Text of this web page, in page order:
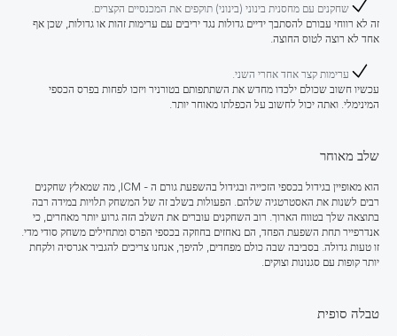
שחקנים עם מחסנית בינוני (בינוני) תוקפים את המכנסיים הקצרים.
זה לא רווחי עבורם להסתבך ידיים גדולות נגד יריבים עם ערימות זהות או גדולות, שכן אף
אחד לא רוצה לטוס החוצה.
ערימות קצר אחד אחרי השני.
עכשיו חשוב שכולם ילכדו מחדש את השתתפותם בטורניר ויזכו לפחות בפרס הכספי
המינימלי. ואתה יכול לחשוב על הכפלתו מאוחר יותר.
שלב מאוחר
הוא מאופיין בגידול בכספי הזכייה ובגידול בהשפעת גורם ה
- ICM, מה שמאלץ שחקנים
רבים לשנות את האסטרטגיה שלהם. הפעולות בשלב זה של המשחק תלויות במידה רבה
בתוצאה שלך בטווח הארוך. רוב השחקנים עוברים את השלב הזה גרוע יותר מאחרים, כי
אנדרפייר תחת השפעת הפחד, הם נאחזים בחוזקה בכספי הפרס ומתחילים משחק סודי מדי.
זו טעות גדולה. בסביבה שבה כולם מפחדים, להיפך, אנחנו צריכים להגביר אגרסיה ולקחת
יותר קופות עם סגנונות וצוקים.
טבלה סופית